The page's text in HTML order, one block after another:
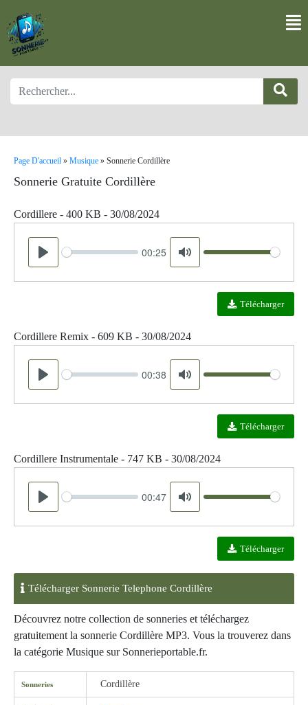
Page D'accueil » Musique » Sonnerie Cordillère
Sonnerie Gratuite Cordillère
Cordillere - 400 KB - 30/08/2024
Play
Seek 00:25
Mute
Volume
Télécharger
Cordillere Remix - 609 KB - 30/08/2024
Play
Seek 00:38
Mute
Volume
Télécharger
Cordillere Instrumentale - 747 KB - 30/08/2024
Play
Seek 00:47
Mute
Volume
Télécharger
Télécharger Sonnerie Telephone Cordillère
Découvrez notre collection de sonneries et téléchargez
gratuitement la sonnerie Cordillère MP3. Vous la trouverez dans
la catégorie Musique sur Sonnerieportable.fr.
Sonneries Cordillère